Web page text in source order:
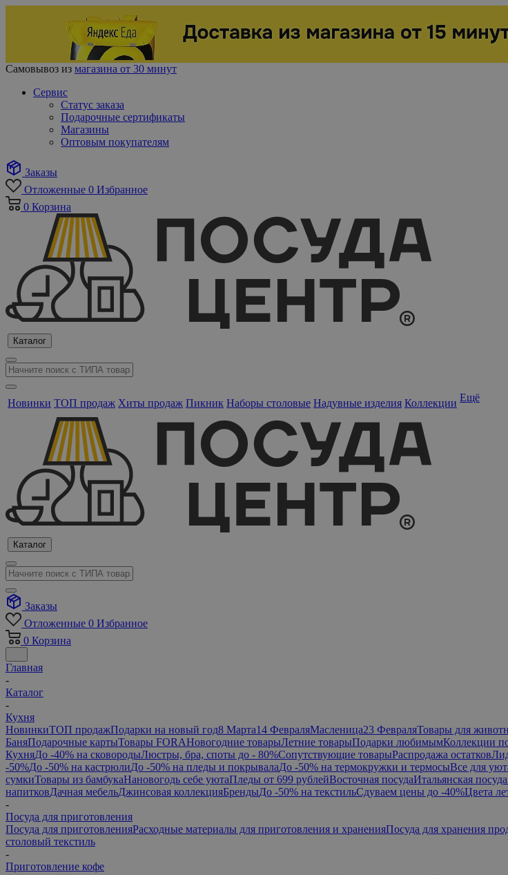
Самовывоз из магазина от 30 минут
Сервис
Статус заказа
Подарочные сертификаты
Магазины
Оптовым покупателям
Заказы
Отложенные 0 Избранное
0 Корзина
Каталог
Новинки ТОП продаж Хиты продаж Пикник Наборы столовые Надувные изделия Коллекции Ещё
Каталог
Заказы
Отложенные 0 Избранное
0 Корзина
Главная
-
Каталог
-
Кухня
НовинкиТОП продажПодарки на новый год8 Марта14 ФевраляМасленица23 ФевраляТовары для
БаняПодарочные картыТовары FORAНовогодние товарыЛетние товарыПодарки любимымКоллекции
КухняДо -40% на сковородыЛюстры, бра, споты до - 80%Сопутствующие товарыРаспродажа остатков
-50%До -50% на кастрюлиДо -50% на пледы и покрывалаДо -50% на термокружки и термосыВсе для
сумкиТовары из бамбукаНановогодь себе уютаПледы от 699 рублейВосточная посудаИтальянская посуда
напитковДачная мебельДжинсовая коллекцияБрендыДо -50% на текстильСдуваем цены до -40%Цвета
-
Посуда для приготовления
Посуда для приготовленияРасходные материалы для приготовления и храненияПосуда для хранения
столовый текстиль
-
Приготовление кофе